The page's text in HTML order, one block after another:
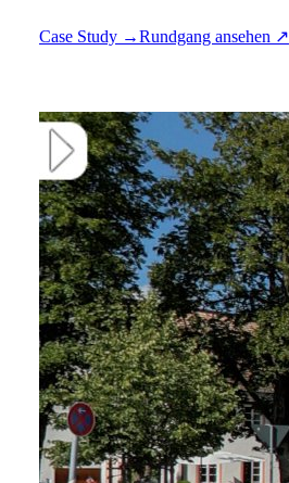
Case Study →Rundgang ansehen ↗